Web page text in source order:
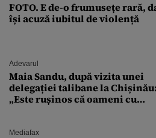
FOTO. E de-o frumusețe rară,
își acuză iubitul de violență
Adevarul
Maia Sandu, după vizita unei
delegației talibane la Chișinău:
„Este rușinos că oameni cu
Mediafax